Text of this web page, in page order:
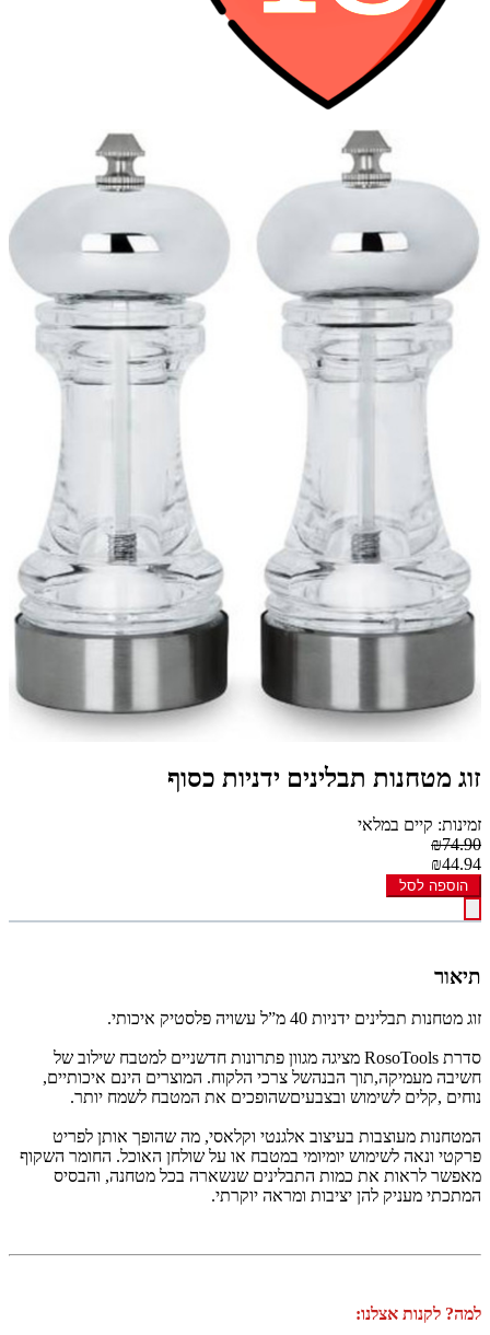
זוג מטחנות תבלינים ידניות כסוף
זמינות: קיים במלאי
₪74.90
₪44.94
הוספה לסל
תיאור
זוג מטחנות תבלינים ידניות 40 מ”ל עשויה פלסטיק איכותי.
סדרת RosoTools מציגה מגוון פתרונות חדשניים למטבח שילוב של
חשיבה מעמיקה,תוך הבנהשל צרכי הלקוח. המוצרים הינם איכותיים,
נוחים ,קלים לשימוש ובצבעיםשהופכים את המטבח לשמח יותר.
המטחנות מעוצבות בעיצוב אלגנטי וקלאסי, מה שהופך אותן לפריט
פרקטי ונאה לשימוש יומיומי במטבח או על שולחן האוכל. החומר השקוף
מאפשר לראות את כמות התבלינים שנשארה בכל מטחנה, והבסיס
המתכתי מעניק להן יציבות ומראה יוקרתי.
למה? לקנות אצלנו: